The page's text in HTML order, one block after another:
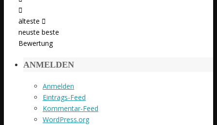
älteste
neuste beste
Bewertung
ANMELDEN
Anmelden
Eintrags-Feed
Kommentar-Feed
WordPress.org